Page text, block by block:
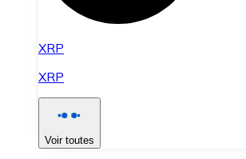
XRP
XRP
Voir toutes